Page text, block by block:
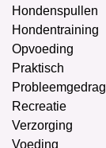
Hondenspullen
Hondentraining
Opvoeding
Praktisch
Probleemgedrag
Recreatie
Verzorging
Voeding